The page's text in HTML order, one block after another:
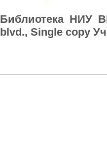
Библиотека НИУ
blvd., Single copy